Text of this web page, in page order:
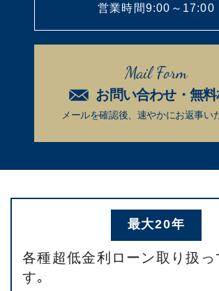
営業時間9:00～17:00
Mail Form
お問い合わせ・無
メールを確認後、速やかにお返事い
最大20年
各種超低金利ローン取り扱っ
す｡